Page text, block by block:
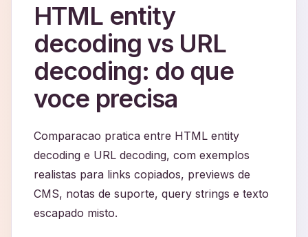
HTML entity
decoding vs URL
decoding: do que
voce precisa
Comparacao pratica entre HTML entity
decoding e URL decoding, com exemplos
realistas para links copiados, previews de
CMS, notas de suporte, query strings e texto
escapado misto.